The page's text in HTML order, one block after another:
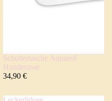
Schultertasche Aquarell
Hunderasse
34,90 €